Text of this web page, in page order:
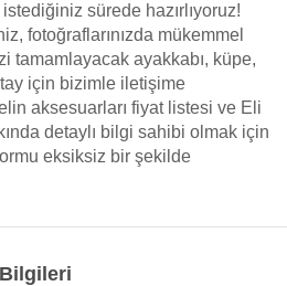
istediğiniz sürede hazırlıyoruz!
fotoğraflarınızda mükemmel
tamamlayacak ayakkabı, küpe,
için bizimle iletişime
aksesuarları fiyat listesi ve Eli
detaylı bilgi sahibi olmak için
eksiksiz bir şekilde